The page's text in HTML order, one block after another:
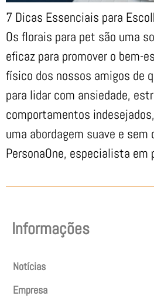
7 Dicas Essenciais para
Os florais para pet são uma
eficaz para promover o bem-
físico dos nossos amigos de
para lidar com ansiedade,
comportamentos
uma abordagem suave e
PersonaOne, especialista
Informações
Notícias
Empresa